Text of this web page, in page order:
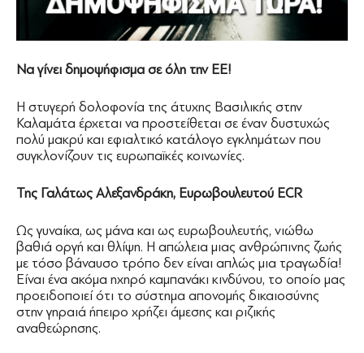
Να γίνει δημοψήφισμα σε όλη την ΕΕ!
Η στυγερή δολοφονία της άτυχης Βασιλικής στην
Καλαμάτα έρχεται να προστείθεται σε έναν δυστυχώς
πολύ μακρύ και εφιαλτικό κατάλογο εγκλημάτων που
συγκλονίζουν τις ευρωπαϊκές κοινωνίες.
Της Γαλάτως Αλεξανδράκη, Ευρωβουλευτού ECR
Ως γυναίκα, ως μάνα και ως ευρωβουλευτής, νιώθω
βαθιά οργή και θλίψη. Η απώλεια μιας ανθρώπινης ζωής
με τόσο βάναυσο τρόπο δεν είναι απλώς μια τραγωδία!
Είναι ένα ακόμα ηχηρό καμπανάκι κινδύνου, το οποίο μας
προειδοποιεί ότι το σύστημα απονομής δικαιοσύνης
στην γηραιά ήπειρο χρήζει άμεσης και ριζικής
αναθεώρησης.